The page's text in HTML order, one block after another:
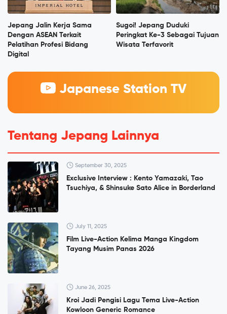
Jepang Jalin Kerja Sama
Dengan ASEAN Terkait
Pelatihan Profesi Bidang
Digital
Sugoi! Jepang Duduki
Peringkat Ke-3 Sebagai Tujuan
Wisata Terfavorit
Japanese Station TV
Tentang Jepang Lainnya
September 30, 2025
Exclusive Interview : Kento Yamazaki, Tao
Tsuchiya, & Shinsuke Sato Alice in Borderland
July 11, 2025
Film Live-Action Kelima Manga Kingdom
Tayang Musim Panas 2026
June 26, 2025
Kroi Jadi Pengisi Lagu Tema Live-Action
Kowloon Generic Romance